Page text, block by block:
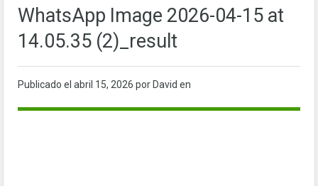
WhatsApp Image 2026-04-15 at
14.05.35 (2)_result
Publicado el abril 15, 2026 por David en